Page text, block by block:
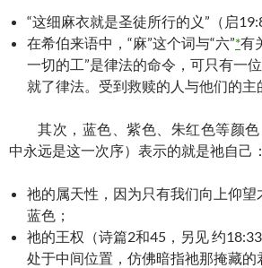
“这细麻衣就是圣徒所行的义”（启
在希伯来语中，“麻”这个词与“六”*有
一切的工”是律法的命令，可只有一
就了律法。受到救赎的人与他们的主
其次，蓝色、紫色、朱红色等颜
中永远是这一次序）表示的就是祂自己：
祂的属天性，因为只有我们向上仰望
蓝色；
祂的王权（诗篇2和45，另见 约
处于中间位置，仿佛暗指祂那掩藏的